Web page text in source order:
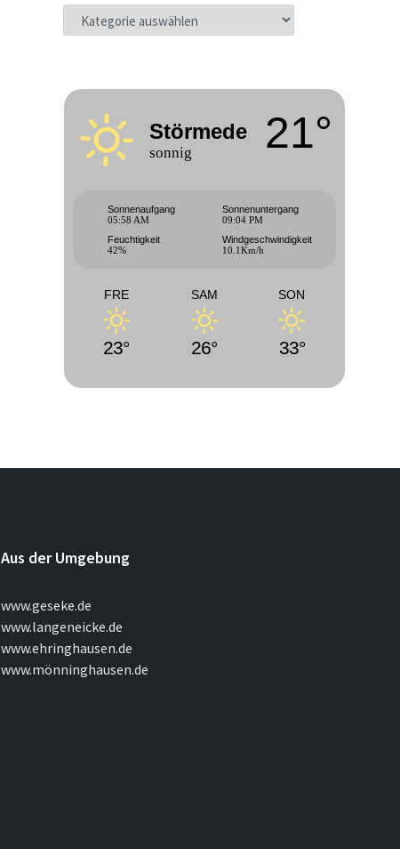
KATEGORIEN
Störmede
sonnig 21°
Sonnenaufgang
05:58 AM
Sonnenuntergang
09:04 PM
Feuchtigkeit
42%
Windgeschwindigkeit
10.1Km/h
FRE
23°
SAM
26°
SON
33°
Aus der Umgebung
www.geseke.de
www.langeneicke.de
www.ehringhausen.de
www.mönninghausen.de